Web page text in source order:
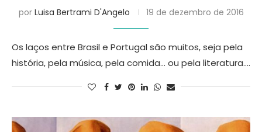
por Luisa Bertrami D'Angelo 19 de dezembro de 2016
Os laços entre Brasil e Portugal são muitos, seja pela
história, pela música, pela comida… ou pela literatura.…